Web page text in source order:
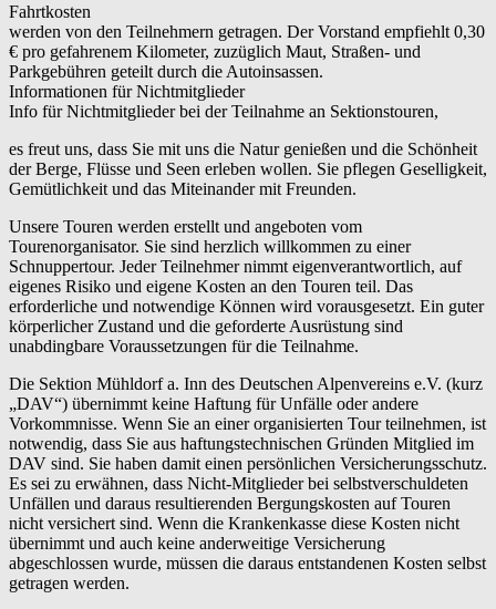
Fahrtkosten
werden von den Teilnehmern getragen. Der Vorstand empfiehlt 0,30
€ pro gefahrenem Kilometer, zuzüglich Maut, Straßen- und
Parkgebühren geteilt durch die Autoinsassen.
Informationen für Nichtmitglieder
Info für Nichtmitglieder bei der Teilnahme an Sektionstouren,
es freut uns, dass Sie mit uns die Natur genießen und die Schönheit
der Berge, Flüsse und Seen erleben wollen. Sie pflegen Geselligkeit,
Gemütlichkeit und das Miteinander mit Freunden.
Unsere Touren werden erstellt und angeboten vom
Tourenorganisator. Sie sind herzlich willkommen zu einer
Schnuppertour. Jeder Teilnehmer nimmt eigenverantwortlich, auf
eigenes Risiko und eigene Kosten an den Touren teil. Das
erforderliche und notwendige Können wird vorausgesetzt. Ein guter
körperlicher Zustand und die geforderte Ausrüstung sind
unabdingbare Voraussetzungen für die Teilnahme.
Die Sektion Mühldorf a. Inn des Deutschen Alpenvereins e.V. (kurz
„DAV“) übernimmt keine Haftung für Unfälle oder andere
Vorkommnisse. Wenn Sie an einer organisierten Tour teilnehmen, ist
notwendig, dass Sie aus haftungstechnischen Gründen Mitglied im
DAV sind. Sie haben damit einen persönlichen Versicherungsschutz.
Es sei zu erwähnen, dass Nicht-Mitglieder bei selbstverschuldeten
Unfällen und daraus resultierenden Bergungskosten auf Touren
nicht versichert sind. Wenn die Krankenkasse diese Kosten nicht
übernimmt und auch keine anderweitige Versicherung
abgeschlossen wurde, müssen die daraus entstandenen Kosten selbst
getragen werden.